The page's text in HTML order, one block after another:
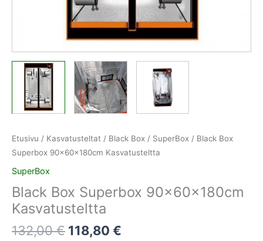
Etusivu / Kasvatusteltat / Black Box / SuperBox / Black Box
Superbox 90x60x180cm Kasvatusteltta
SuperBox
Black Box Superbox 90x60x180cm
Kasvatusteltta
132,00€ 118,80 €